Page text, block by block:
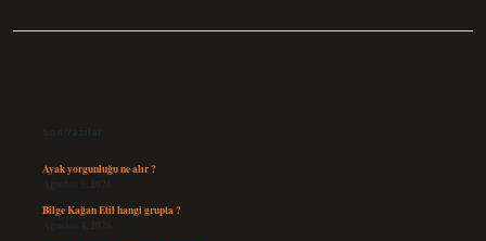
Son Yazılar
Ayak yorgunluğu ne alır ?
Ağustos 5, 2026
Bilge Kağan Etil hangi grupta ?
Ağustos 4, 2026